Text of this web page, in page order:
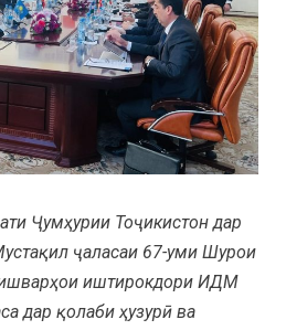
Ҷумҳурии Тоҷикистон дар
ҷаласаи 67-уми Шурои
иштирокдори ИДМ
дар қолаби ҳузурӣ ва